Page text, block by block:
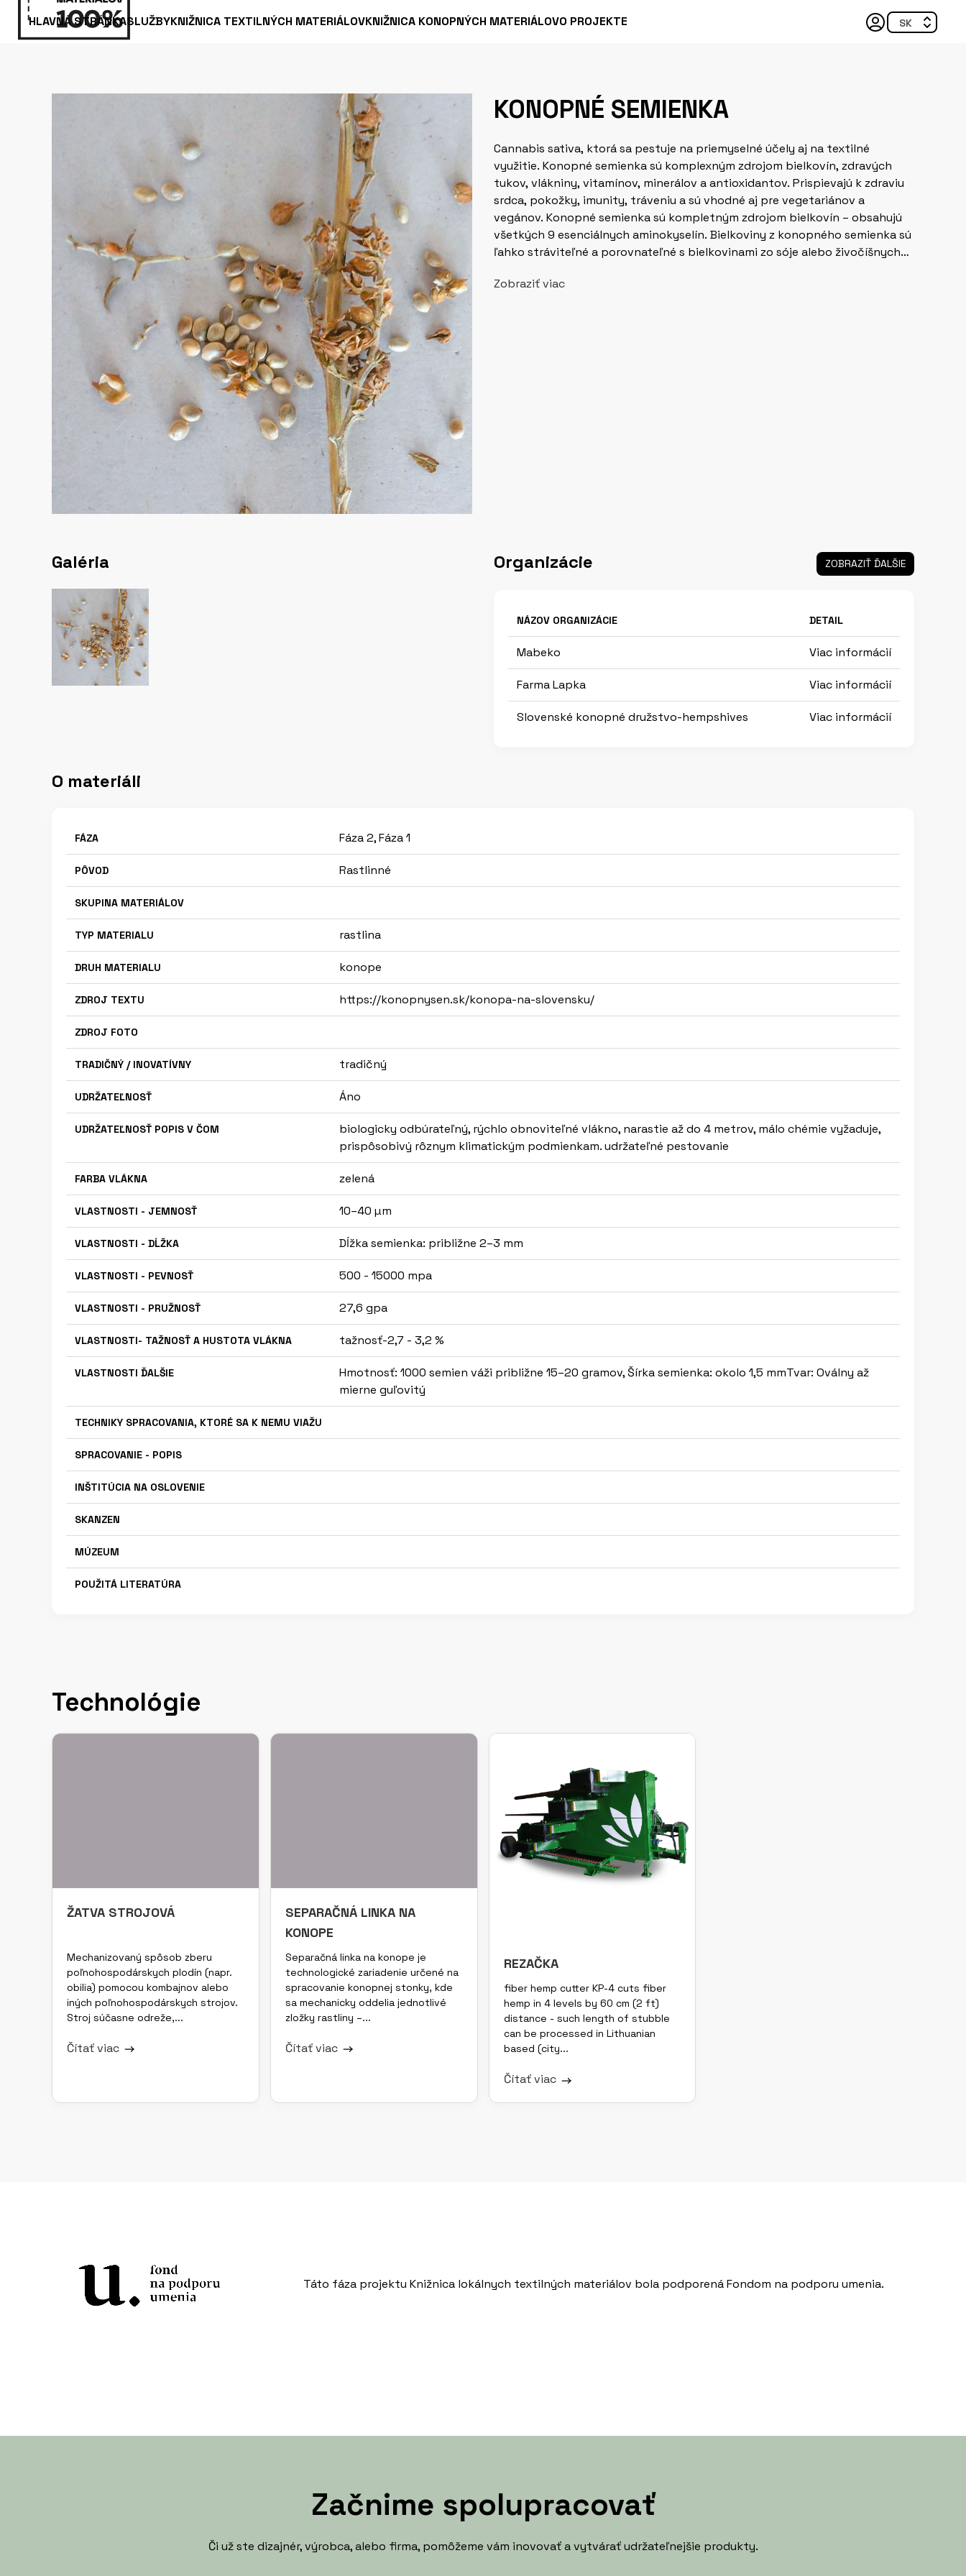
HLAVNÁ STRÁNKASLUŽBYKNIŽNICA TEXTILNÝCH MATERIÁLOVKNIŽNICA KONOPNÝCH MATERIÁLOVO PROJEKTE
KONOPNÉ SEMIENKA
Cannabis sativa, ktorá sa pestuje na priemyselné účely aj na textilné
využitie. Konopné semienka sú komplexným zdrojom bielkovín, zdravých
tukov, vlákniny, vitamínov, minerálov a antioxidantov. Prispievajú k zdraviu
srdca, pokožky, imunity, tráveniu a sú vhodné aj pre vegetariánov a
vegánov. Konopné semienka sú kompletným zdrojom bielkovín – obsahujú
všetkých 9 esenciálnych aminokyselín. Bielkoviny z konopného semienka sú
ľahko stráviteľné a porovnateľné s bielkovinami zo sóje alebo živočíšnych
Zobraziť viac
Galéria Organizácie ZOBRAZIŤ ĎALŠIE
NÁZOV ORGANIZÁCIE DETAIL
Mabeko Viac informácií
Farma Lapka Viac informácií
Slovenské konopné družstvo-hempshives Viac informácií
O materiáli
FÁZA Fáza 2, Fáza 1
PÔVOD Rastlinné
SKUPINA MATERIÁLOV
TYP MATERIALU rastlina
DRUH MATERIALU konope
ZDROJ TEXTU https://konopnysen.sk/konopa-na-slovensku/
ZDROJ FOTO
TRADIČNÝ / INOVATÍVNY tradičný
UDRŽATEĽNOSŤ Áno
UDRŽATEĽNOSŤ POPIS V ČOM
biologicky odbúrateľný, rýchlo obnoviteľné vlákno, narastie až do 4 metrov, málo chémie vyžaduje,
prispôsobivý rôznym klimatickým podmienkam. udržateľné pestovanie
FARBA VLÁKNA zelená
VLASTNOSTI - JEMNOSŤ 10–40 µm
VLASTNOSTI - DĹŽKA Dĺžka semienka: približne 2–3 mm
VLASTNOSTI - PEVNOSŤ 500 - 15000 mpa
VLASTNOSTI - PRUŽNOSŤ 27,6 gpa
VLASTNOSTI- TAŽNOSŤ A HUSTOTA VLÁKNA tažnosť-2,7 - 3,2 %
VLASTNOSTI ĎALŠIE
Hmotnosť: 1000 semien váži približne 15–20 gramov, Šírka semienka: okolo 1,5 mmTvar: Oválny až
mierne guľovitý
TECHNIKY SPRACOVANIA, KTORÉ SA K NEMU VIAŽU
SPRACOVANIE - POPIS
INŠTITÚCIA NA OSLOVENIE
SKANZEN
MÚZEUM
POUŽITÁ LITERATÚRA
Technológie
ŽATVA STROJOVÁ
Mechanizovaný spôsob zberu
poľnohospodárskych plodín (napr.
obilia) pomocou kombajnov alebo
iných poľnohospodárskych strojov.
Stroj súčasne odreže,...
Čítať viac
SEPARAČNÁ LINKA NA
KONOPE
Separačná linka na konope je
technologické zariadenie určené na
spracovanie konopnej stonky, kde
sa mechanicky oddelia jednotlivé
zložky rastliny –...
Čítať viac
REZAČKA
fiber hemp cutter KP-4 cuts fiber
hemp in 4 levels by 60 cm (2 ft)
distance - such length of stubble
can be processed in Lithuanian
based (city...
Čítať viac
Táto fáza projektu Knižnica lokálnych textilných materiálov bola podporená Fondom na podporu umenia.
Začnime spolupracovať
Či už ste dizajnér, výrobca, alebo firma, pomôžeme vám inovovať a vytvárať udržateľnejšie produkty.